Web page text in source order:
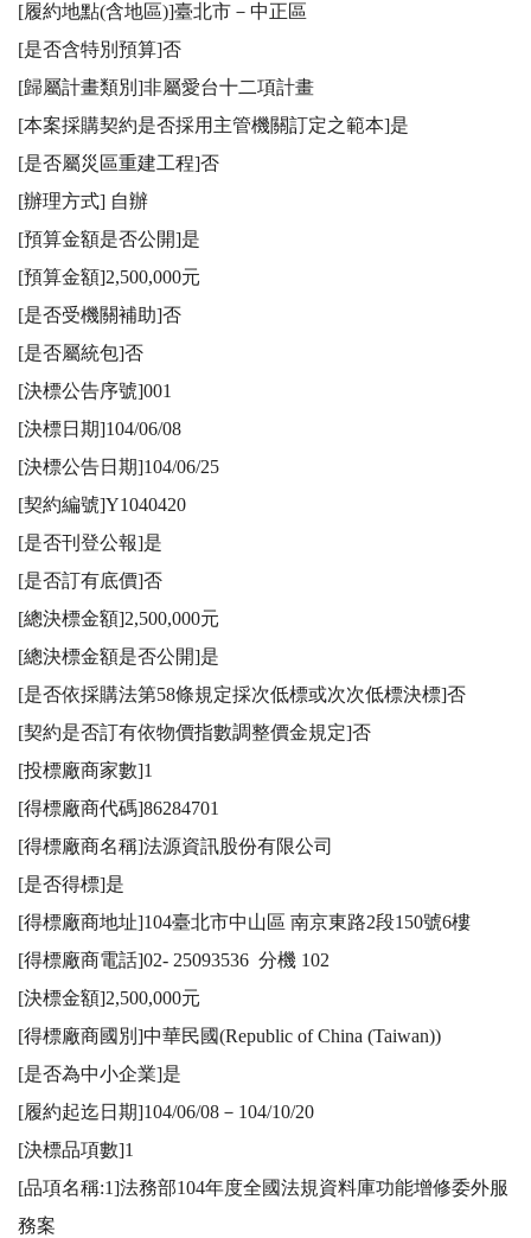
[履約地點(含地區)]臺北市－中正區
[是否含特別預算]否
[歸屬計畫類別]非屬愛台十二項計畫
[本案採購契約是否採用主管機關訂定之範本]是
[是否屬災區重建工程]否
[辦理方式] 自辦
[預算金額是否公開]是
[預算金額]2,500,000元
[是否受機關補助]否
[是否屬統包]否
[決標公告序號]001
[決標日期]104/06/08
[決標公告日期]104/06/25
[契約編號]Y1040420
[是否刊登公報]是
[是否訂有底價]否
[總決標金額]2,500,000元
[總決標金額是否公開]是
[是否依採購法第58條規定採次低標或次次低標決標]否
[契約是否訂有依物價指數調整價金規定]否
[投標廠商家數]1
[得標廠商代碼]86284701
[得標廠商名稱]法源資訊股份有限公司
[是否得標]是
[得標廠商地址]104臺北市中山區 南京東路2段150號6樓
[得標廠商電話]02- 25093536  分機 102
[決標金額]2,500,000元
[得標廠商國別]中華民國(Republic of China (Taiwan))
[是否為中小企業]是
[履約起迄日期]104/06/08－104/10/20
[決標品項數]1
[品項名稱:1]法務部104年度全國法規資料庫功能增修委外服
務案